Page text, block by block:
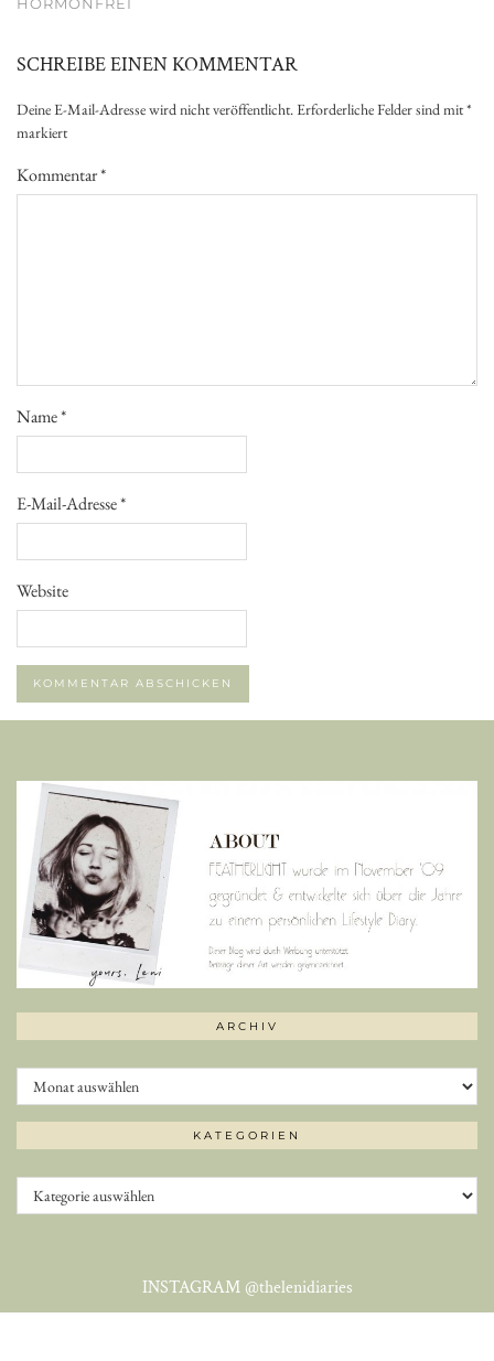
SCHREIBE EINEN KOMMENTAR
Deine E-Mail-Adresse wird nicht veröffentlicht.Erforderliche Felder sind mit*
markiert
Kommentar*
Name*
E-Mail-Adresse*
Website
ARCHIV
Archiv
KATEGORIEN
Kategorien
INSTAGRAM @thelenidiaries